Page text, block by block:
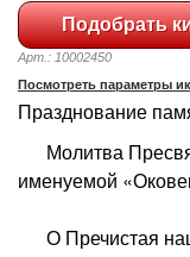
Арт.: 10002450
Посмотреть параметры
Празднование
Молитва
именуемой
О Пречистая